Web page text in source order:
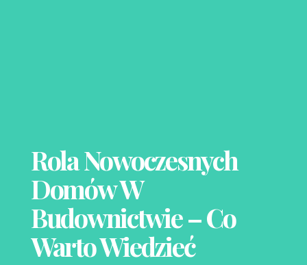
Rola Nowoczesnych
Domów W
Budownictwie – Co
Warto Wiedzieć